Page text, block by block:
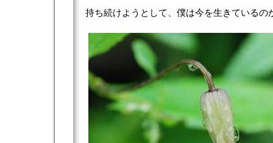
持ち続けようとして、僕は今を生きているの